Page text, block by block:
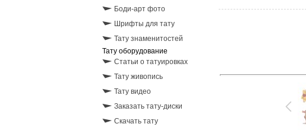
Боди-арт фото
Шрифты для тату
Тату знаменитостей
Тату оборудование
Статьи о татуировках
Тату живопись
Тату видео
Заказать тату-диски
Скачать тату